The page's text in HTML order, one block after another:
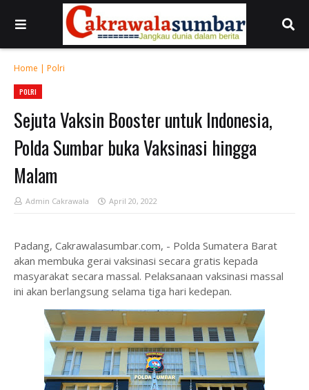
Home | Polri
POLRI
Sejuta Vaksin Booster untuk Indonesia,
Polda Sumbar buka Vaksinasi hingga
Malam
Admin Cakrawala April 20, 2022
Padang, Cakrawalasumbar.com, - Polda Sumatera Barat
akan membuka gerai vaksinasi secara gratis kepada
masyarakat secara massal. Pelaksanaan vaksinasi massal
ini akan berlangsung selama tiga hari kedepan.